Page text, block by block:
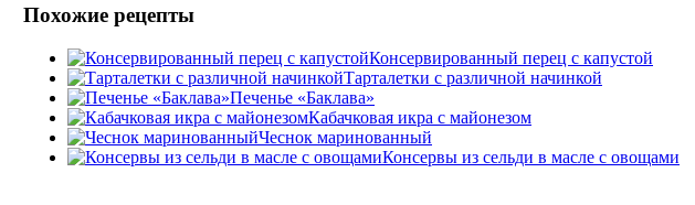
Похожие рецепты
Консервированный перец с капустой
Тарталетки с различной начинкой
Печенье «Баклава»
Кабачковая икра с майонезом
Чеснок маринованный
Консервы из сельди в масле с овощами